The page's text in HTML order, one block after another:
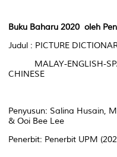
Buku Baharu 2020 oleh
Judul : PICTURE
MALAY-ENGLISH-
CHINESE
Penyusun: Salina Husain,
& Ooi Bee Lee
Penerbit: Penerbit UPM